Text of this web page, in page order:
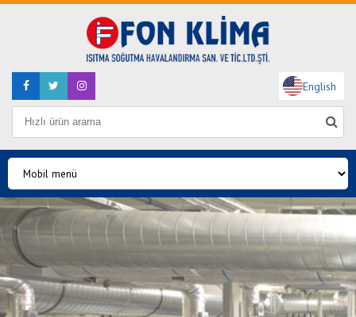
English